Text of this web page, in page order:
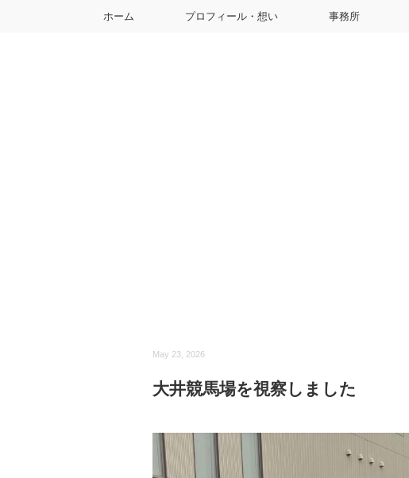
ホーム プロフィール・想い 事務所
May 23, 2026
大井競馬場を視察しました